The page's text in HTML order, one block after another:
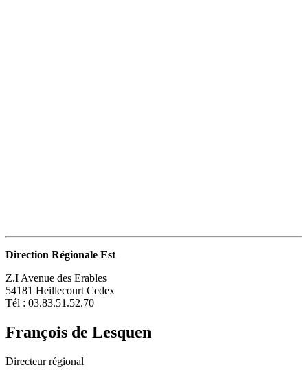
Direction Régionale Est
Z.I Avenue des Erables
54181 Heillecourt Cedex
Tél : 03.83.51.52.70
François de Lesquen
Directeur régional